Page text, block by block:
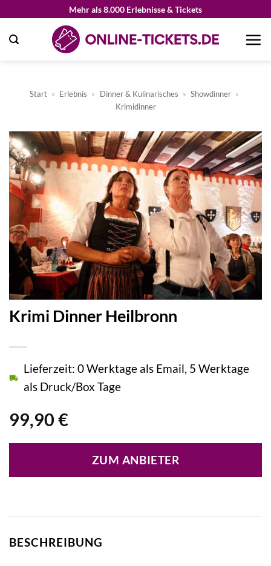
springen
Mehr als 8.000 Erlebnisse & Tickets
Start » Erlebnis » Dinner & Kulinarisches » Showdinner »
Krimidinner
Krimi Dinner Heilbronn
99,90 €
Lieferzeit: 0 Werktage als Email, 5 Werktage
als Druck/Box Tage
ZUM ANBIETER
BESCHREIBUNG